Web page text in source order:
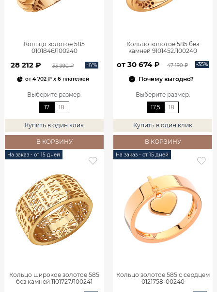
Кольцо золотое 585
0101846Л00240
28 212 ₽ 33 990 ₽ -17%
от4 702 ₽ x 6 платежей
Выберите размер:
17
18
Купить в один клик
В КОРЗИНУ
Кольцо золотое 585 без
камней 9101452Л00240
от 30 674 ₽ 47 190 ₽ -35%
Почему выгодно?
Выберите размер:
17,5
18
Купить в один клик
В КОРЗИНУ
На заказ - от 15 дней
Кольцо широкое золотое 585
без камней 1101727Л00241
На заказ - от 15 дней
Кольцо золотое 585 с сердцем
0121758-00240